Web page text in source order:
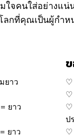
มใจคนใส่อย่างแ
กที่คุณเป็นผู้กำห
ยาว
ยาว
ยาว
♡
♡
♡
ป
♡